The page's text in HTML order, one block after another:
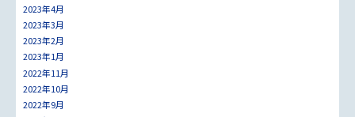
2023年4月
2023年3月
2023年2月
2023年1月
2022年11月
2022年10月
2022年9月